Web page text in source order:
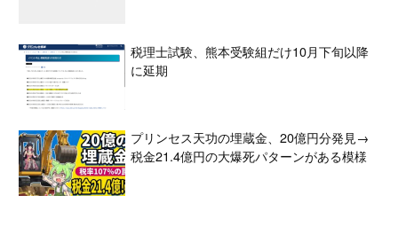
税理士試験、熊本受験組だけ10月下旬以降
に延期
プリンセス天功の埋蔵金、20億円分発見→
税金21.4億円の大爆死パターンがある模様